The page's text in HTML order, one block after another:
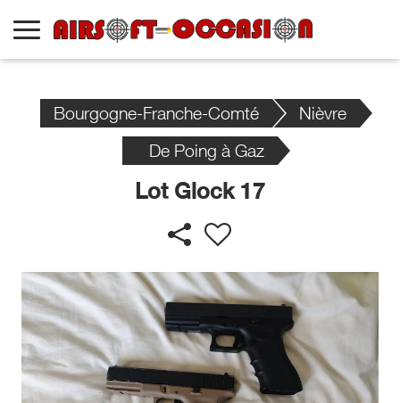
Bourgogne-Franche-Comté
Nièvre
De Poing à Gaz
Lot Glock 17